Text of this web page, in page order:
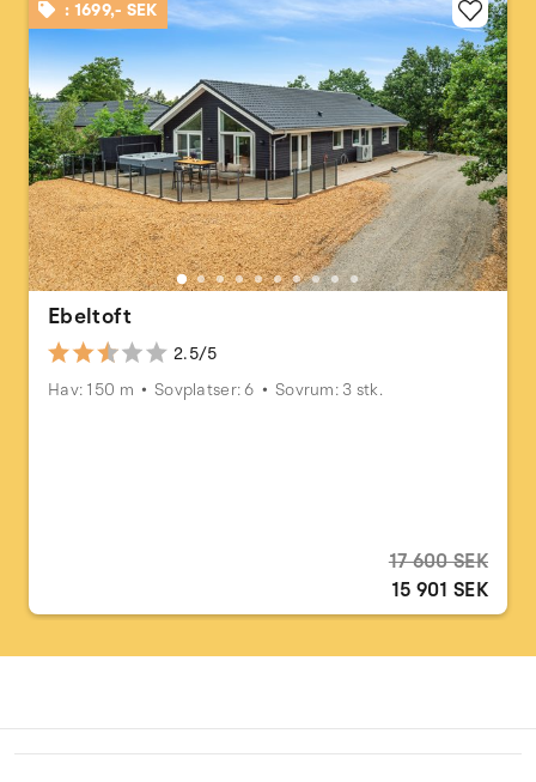
: 1699,- SEK
Ebeltoft
2.5/5
Hav: 150 m
Sovplatser: 6 Sovrum: 3 stk.
17 600 SEK
15 901 SEK